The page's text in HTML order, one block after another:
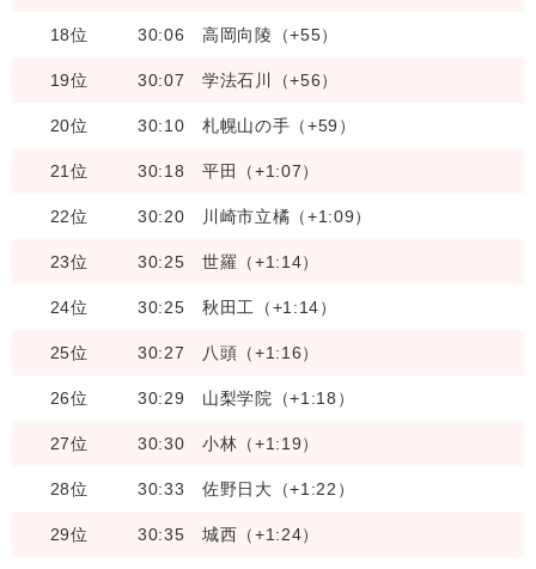
18位 30:06 高岡向陵（+55）
19位 30:07 学法石川（+56）
20位 30:10 札幌山の手（+59）
21位 30:18 平田（+1:07）
22位 30:20 川崎市立橘（+1:09）
23位 30:25 世羅（+1:14）
24位 30:25 秋田工（+1:14）
25位 30:27 八頭（+1:16）
26位 30:29 山梨学院（+1:18）
27位 30:30 小林（+1:19）
28位 30:33 佐野日大（+1:22）
29位 30:35 城西（+1:24）